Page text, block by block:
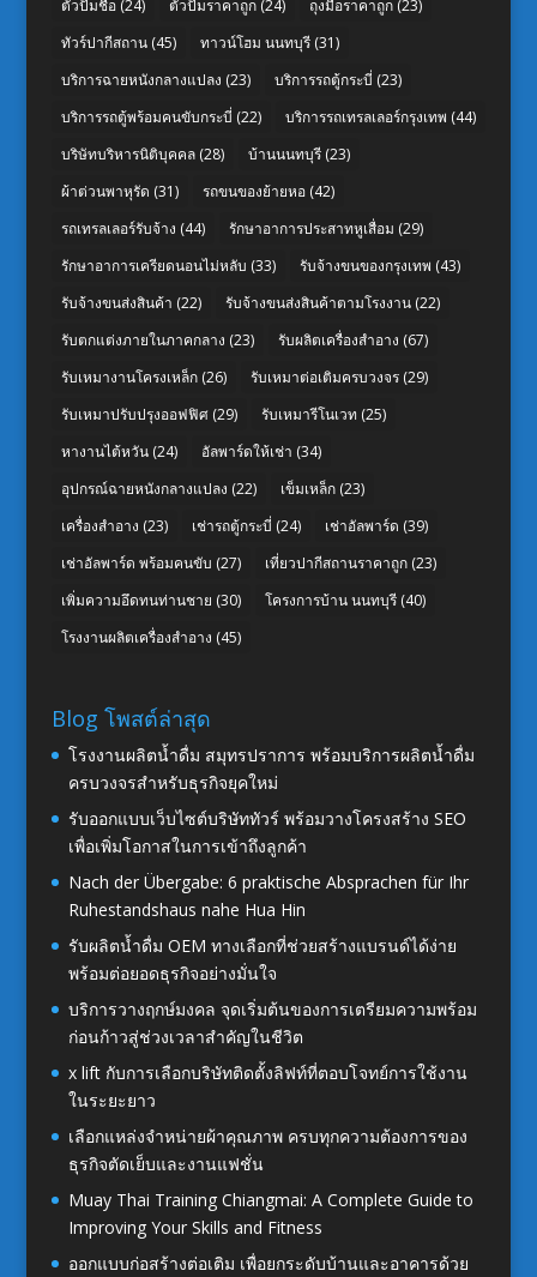
ตัวปั๊มชื่อ(24) ตัวปั๊มราคาถูก(24) ถุงมือราคาถูก(23)
ทัวร์ปากีสถาน(45) ทาวน์โฮม นนทบุรี(31)
บริการฉายหนังกลางแปลง (23) บริการรถตู้กระบี่ (23)
บริการรถตู้พร้อมคนขับกระบี่ (22) บริการรถเทรลเลอร์กรุงเทพ (44)
บริษัทบริหารนิติบุคคล(28) บ้านนนทบุรี(23)
ผ้าต่วนพาหุรัด (31) รถขนของย้ายหอ(42)
รถเทรลเลอร์รับจ้าง (44) รักษาอาการประสาทหูเสื่อม (29)
รักษาอาการเครียดนอนไม่หลับ (33) รับจ้างขนของกรุงเทพ (43)
รับจ้างขนส่งสินค้า (22) รับจ้างขนส่งสินค้าตามโรงงาน(22)
รับตกแต่งภายในภาคกลาง (23) รับผลิตเครื่องสำอาง (67)
รับเหมางานโครงเหล็ก(26) รับเหมาต่อเติมครบวงจร(29)
รับเหมาปรับปรุงออฟฟิศ(29) รับเหมารีโนเวท (25)
หางานไต้หวัน(24) อัลพาร์ดให้เช่า (34)
อุปกรณ์ฉายหนังกลางแปลง (22) เข็มเหล็ก(23)
เครื่องสำอาง (23) เช่ารถตู้กระบี่ (24) เช่าอัลพาร์ด (39)
เช่าอัลพาร์ด พร้อมคนขับ (27) เที่ยวปากีสถานราคาถูก(23)
เพิ่มความอึดทนท่านชาย (30) โครงการบ้าน นนทบุรี(40)
โรงงานผลิตเครื่องสำอาง (45)
Blog โพสต์ล่าสุด
โรงงานผลิตน้ำดื่ม สมุทรปราการ พร้อมบริการผลิตน้ำดื่ม
ครบวงจรสำหรับธุรกิจยุคใหม่
รับออกแบบเว็บไซต์บริษัททัวร์ พร้อมวางโครงสร้าง SEO
เพื่อเพิ่มโอกาสในการเข้าถึงลูกค้า
Nach der Übergabe: 6 praktische Absprachen für Ihr
Ruhestandshaus nahe Hua Hin
รับผลิตน้ำดื่ม OEM ทางเลือกที่ช่วยสร้างแบรนด์ได้ง่าย
พร้อมต่อยอดธุรกิจอย่างมั่นใจ
บริการวางฤกษ์มงคล จุดเริ่มต้นของการเตรียมความพร้อม
ก่อนก้าวสู่ช่วงเวลาสำคัญในชีวิต
x lift กับการเลือกบริษัทติดตั้งลิฟท์ที่ตอบโจทย์การใช้งาน
ในระยะยาว
เลือกแหล่งจำหน่ายผ้าคุณภาพ ครบทุกความต้องการของ
ธุรกิจตัดเย็บและงานแฟชั่น
Muay Thai Training Chiangmai: A Complete Guide to
Improving Your Skills and Fitness
ออกแบบก่อสร้างต่อเติม เพื่อยกระดับบ้านและอาคารด้วย